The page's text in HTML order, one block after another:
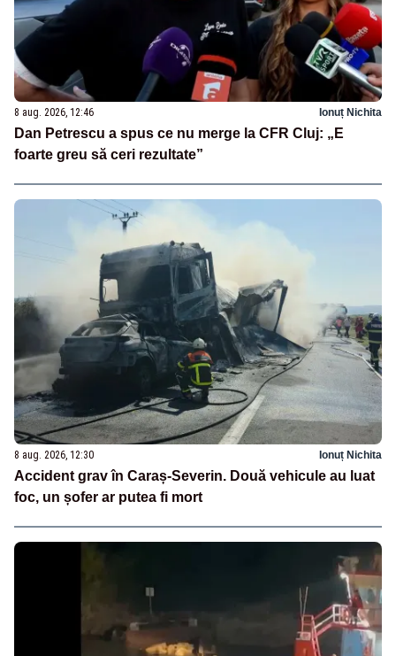
8 aug. 2026, 12:46 Ionuț Nichita
Dan Petrescu a spus ce nu merge la CFR Cluj: „E
foarte greu să ceri rezultate”
8 aug. 2026, 12:30 Ionuț Nichita
Accident grav în Caraș-Severin. Două vehicule au luat
foc, un șofer ar putea fi mort